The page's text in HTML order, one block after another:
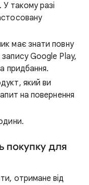
такому разі
має знати повну
Google Play,
придбання.
який ви
на повернення
покупку для
отримане від